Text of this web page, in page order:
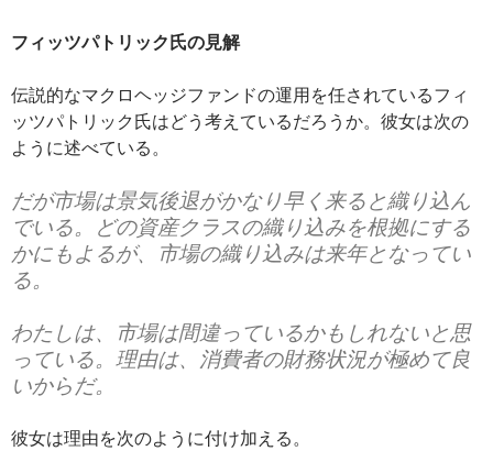
フィッツパトリック氏の見解
伝説的なマクロヘッジファンドの運用を任されているフィ
ッツパトリック氏はどう考えているだろうか。彼女は次の
ように述べている。
だが市場は景気後退がかなり早く来ると織り込ん
でいる。どの資産クラスの織り込みを根拠にする
かにもよるが、市場の織り込みは来年となってい
る。
わたしは、市場は間違っているかもしれないと思
っている。理由は、消費者の財務状況が極めて良
いからだ。
彼女は理由を次のように付け加える。